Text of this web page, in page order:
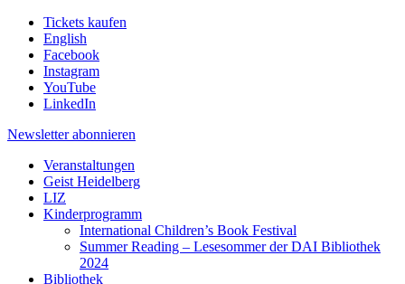
Tickets kaufen
English
Facebook
Instagram
YouTube
LinkedIn
Newsletter abonnieren
Veranstaltungen
Geist Heidelberg
LIZ
Kinderprogramm
International Children’s Book Festival
Summer Reading – Lesesommer der DAI Bibliothek
2024
Bibliothek